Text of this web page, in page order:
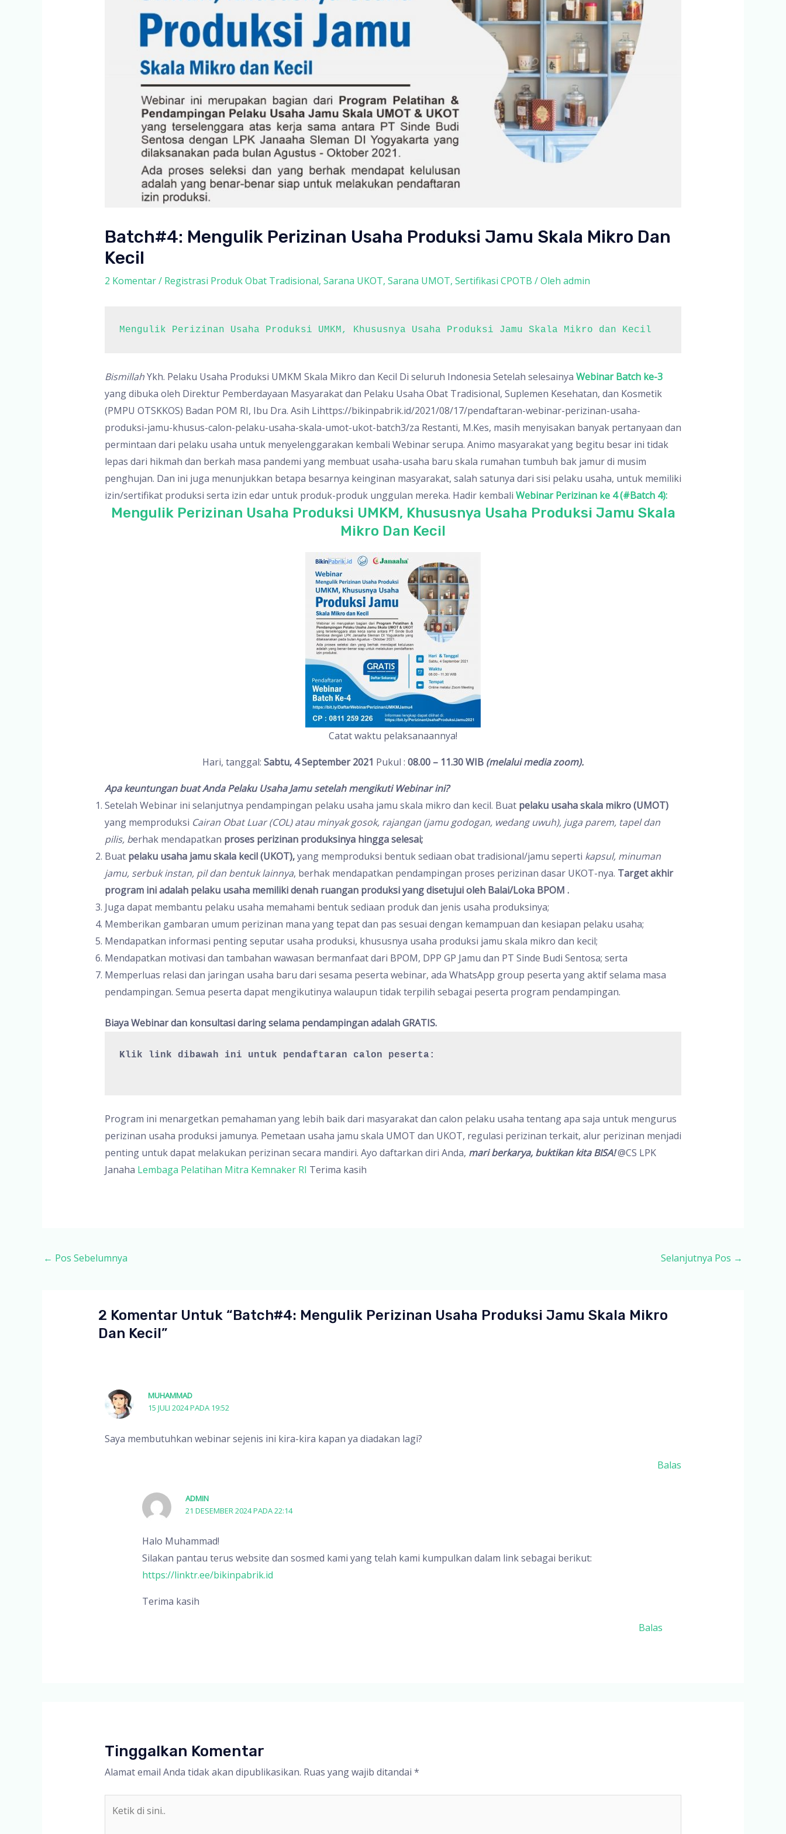
Batch#4: Mengulik Perizinan Usaha Produksi Jamu Skala Mikro Dan
Kecil
2 Komentar/ Registrasi Produk Obat Tradisional, Sarana UKOT, Sarana UMOT, Sertifikasi CPOTB / Oleh admin
Mengulik Perizinan Usaha Produksi UMKM, Khususnya Usaha Produksi Jamu Skala Mikro dan Kecil
BismillahYkh. Pelaku Usaha Produksi UMKM Skala Mikro dan Kecil Di seluruh Indonesia Setelah selesainya Webinar Batch ke-3
yang dibuka oleh Direktur Pemberdayaan Masyarakat dan Pelaku Usaha Obat Tradisional, Suplemen Kesehatan, dan Kosmetik
(PMPU OTSKKOS) Badan POM RI, Ibu Dra. Asih Lihttps://bikinpabrik.id/2021/08/17/pendaftaran-webinar-perizinan-usaha-
produksi-jamu-khusus-calon-pelaku-usaha-skala-umot-ukot-batch3/za Restanti, M.Kes, masih menyisakan banyak pertanyaan dan
permintaan dari pelaku usaha untuk menyelenggarakan kembali Webinar serupa. Animo masyarakat yang begitu besar ini tidak
lepas dari hikmah dan berkah masa pandemi yang membuat usaha-usaha baru skala rumahan tumbuh bak jamur di musim
penghujan. Dan ini juga menunjukkan betapa besarnya keinginan masyarakat, salah satunya dari sisi pelaku usaha, untuk memiliki
izin/sertifikat produksi serta izin edar untuk produk-produk unggulan mereka. Hadir kembali Webinar Perizinan ke 4 (#Batch 4):
Mengulik Perizinan Usaha Produksi UMKM, Khususnya Usaha Produksi Jamu Skala
Mikro Dan Kecil
Catat waktu pelaksanaannya!
Hari, tanggal: Sabtu, 4 September 2021 Pukul : 08.00 – 11.30 WIB (melalui media zoom).
Apa keuntungan buat Anda Pelaku Usaha Jamu setelah mengikuti Webinar ini?
Setelah Webinar ini selanjutnya pendampingan pelaku usaha jamu skala mikro dan kecil. Buat pelaku usaha skala mikro (UMOT)
yang memproduksi Cairan Obat Luar (COL) atau minyak gosok, rajangan (jamu godogan, wedang uwuh), juga parem, tapel dan
pilis, berhak mendapatkan proses perizinan produksinya hingga selesai;
Buat pelaku usaha jamu skala kecil(UKOT),yang memproduksi bentuk sediaan obat tradisional/jamu seperti kapsul, minuman
jamu, serbuk instan, pil dan bentuk lainnya, berhak mendapatkan pendampingan proses perizinan dasar UKOT-nya. Target akhir
program ini adalah pelaku usaha memiliki denah ruangan produksi yang disetujui oleh Balai/Loka BPOM .
Juga dapat membantu pelaku usaha memahami bentuk sediaan produk dan jenis usaha produksinya;
Memberikan gambaran umum perizinan mana yang tepat dan pas sesuai dengan kemampuan dan kesiapan pelaku usaha;
Mendapatkan informasi penting seputar usaha produksi, khususnya usaha produksi jamu skala mikro dan kecil;
Mendapatkan motivasi dan tambahan wawasan bermanfaat dari BPOM, DPP GP Jamu dan PT Sinde Budi Sentosa; serta
Memperluas relasi dan jaringan usaha baru dari sesama peserta webinar, ada WhatsApp group peserta yang aktif selama masa
pendampingan. Semua peserta dapat mengikutinya walaupun tidak terpilih sebagai peserta program pendampingan.
Biaya Webinar dan konsultasi daring selama pendampingan adalah GRATIS.
Klik link dibawah ini untuk pendaftaran calon peserta:
Program ini menargetkan pemahaman yang lebih baik dari masyarakat dan calon pelaku usaha tentang apa saja untuk mengurus
perizinan usaha produksi jamunya. Pemetaan usaha jamu skala UMOT dan UKOT, regulasi perizinan terkait, alur perizinan menjadi
penting untuk dapat melakukan perizinan secara mandiri. Ayo daftarkan diri Anda, mari berkarya, buktikan kita BISA!@CS LPK
Janaha Lembaga Pelatihan Mitra Kemnaker RI Terima kasih
Post
← Pos Sebelumnya Selanjutnya Pos →
2 Komentar Untuk “Batch#4: Mengulik Perizinan Usaha Produksi Jamu Skala Mikro
Dan Kecil”
MUHAMMAD
15 JULI 2024 PADA 19:52
Saya membutuhkan webinar sejenis ini kira-kira kapan ya diadakan lagi?
Balas
ADMIN
21 DESEMBER 2024 PADA 22:14
Halo Muhammad!
Silakan pantau terus website dan sosmed kami yang telah kami kumpulkan dalam link sebagai berikut:
https://linktr.ee/bikinpabrik.id
Terima kasih
Balas
Tinggalkan Komentar
Alamat email Anda tidak akan dipublikasikan. Ruas yang wajib ditandai *